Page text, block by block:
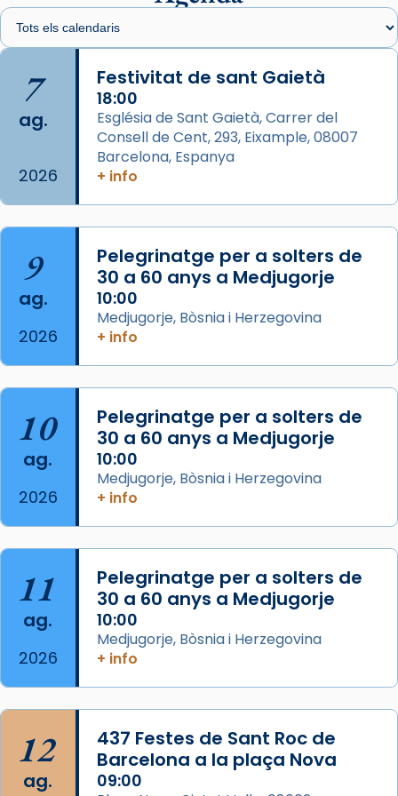
Santes de Mataró.
🔗
📸 J. Merino
Photo
View on Facebook · Share
Arquebisbat de Barcelona
1 week ago
missa d’acció de gràcies en agraïment al
comitè organitzador de la visita apostòlica
del Sant Pare Lleó XIV a Barcelona, i als
col·laboradors, a la Catedral de Barcelona.
Mons. David Abadías.
📸 Dr. G. Simón
Photo
2 weeks ago
Memòria de les santes Juliana i
Semproniana, verges i màrtirs.
Acompanyant la història de sant Cugat, a
partir de l’Edat Mitjana sorgeix la tradició
que les santes Juliana (“relatiu a Júlia”) i
Semproniana (“relatiu a Semprònia =
eterna”) són deixebles seves. I l’any 1667, el
frare Joan Gaspar Roig, afirma en una obra
7
ag.
2026
Festivitat de sant Gaietà
18:00
Església de Sant Gaietà, Carrer del
Consell de Cent, 293, Eixample, 08007
Barcelona, Espanya
+ info
9
ag.
2026
Pelegrinatge per a solters de
30 a 60 anys a Medjugorje
10:00
Medjugorje, Bòsnia i Herzegovina
+ info
10
ag.
2026
Pelegrinatge per a solters de
30 a 60 anys a Medjugorje
10:00
Medjugorje, Bòsnia i Herzegovina
+ info
11
ag.
2026
Pelegrinatge per a solters de
30 a 60 anys a Medjugorje
10:00
Medjugorje, Bòsnia i Herzegovina
+ info
12
ag.
437 Festes de Sant Roc de
Barcelona a la plaça Nova
09:00